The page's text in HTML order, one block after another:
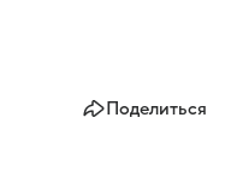
Поделиться